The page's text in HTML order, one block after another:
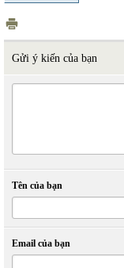
Gửi ý kiến của bạn
Tên của bạn
Email của bạn